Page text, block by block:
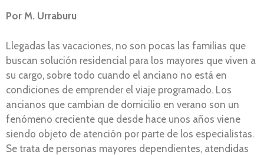
Por M. Urraburu
Llegadas las vacaciones, no son pocas las familias que
buscan solución residencial para los mayores que viven a
su cargo, sobre todo cuando el anciano no está en
condiciones de emprender el viaje programado. Los
ancianos que cambian de domicilio en verano son un
fenómeno creciente que desde hace unos años viene
siendo objeto de atención por parte de los especialistas.
Se trata de personas mayores dependientes, atendidas